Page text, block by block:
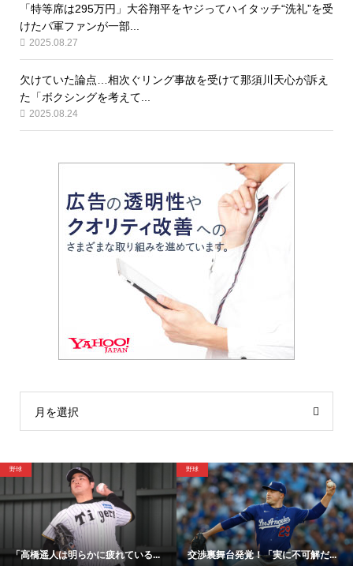
「特等席は295万円」大谷翔平をヤジってハイタッチ“洗礼”を受
けたパ軍ファンが一部...
2025.08.27
欠けていた論点…相次ぐリング事故を受けて那須川天心が訴え
た「ボクシングを考えて...
2025.08.24
月を選択
不可解だ...
サッカー
「48時間以内にサイン！」冨安健...
野球
【映像】大谷翔平が